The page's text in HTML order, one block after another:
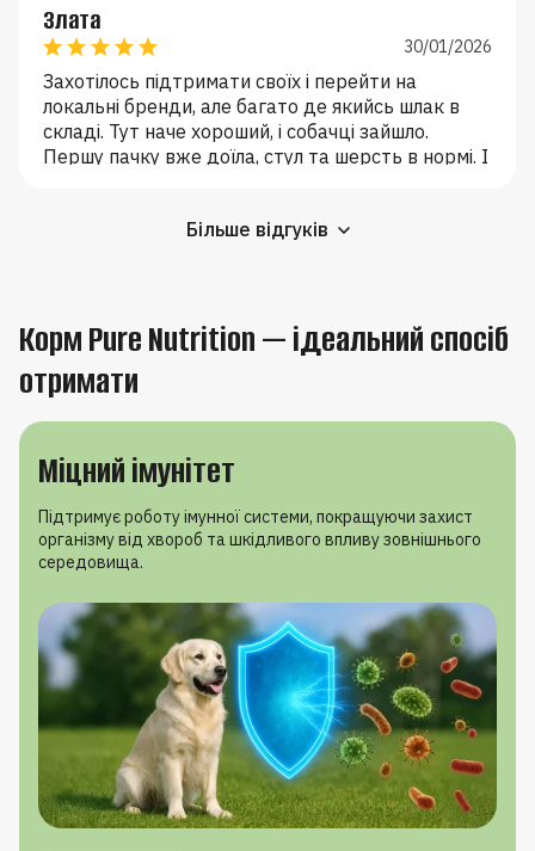
Злата
30/01/2026
Захотілось підтримати своїх і перейти на
локальні бренди, але багато де якийсь шлак в
складі. Тут наче хороший, і собачці зайшло.
Першу пачку вже доїла, стул та шерсть в нормі. І
Більше відгуків
Корм Pure Nutrition — ідеальний спосіб
отримати
Міцний імунітет
Підтримує роботу імунної системи, покращуючи захист
організму від хвороб та шкідливого впливу зовнішнього
середовища.